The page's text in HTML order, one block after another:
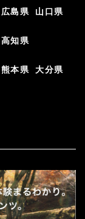
広島県 山口県
高知県
熊本県 大分県